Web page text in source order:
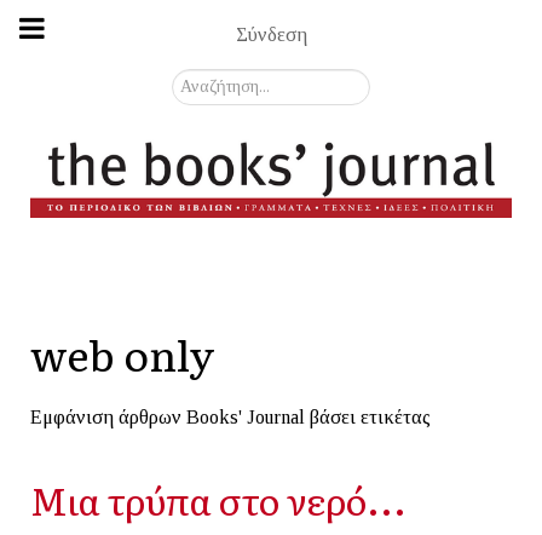
Σύνδεση
Αναζήτηση...
web only
Εμφάνιση άρθρων Books' Journal βάσει ετικέτας
Μια τρύπα στο νερό...